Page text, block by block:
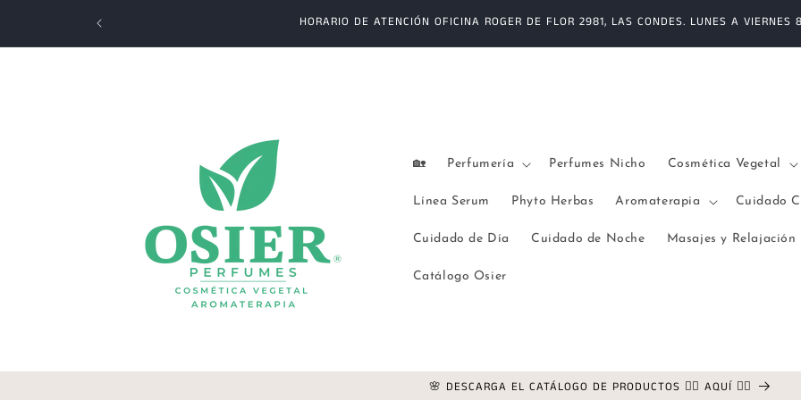
directamente
HORARIO DE ATENCIÓN OFICINA ROGER DE FLOR 2981, LAS CONDES. LUNES A
🏡 Perfumería Perfumes Nicho Cosmética Vegetal
Línea Serum Phyto Herbas Aromaterapia Cuidado
Cuidado de Día Cuidado de Noche Masajes y Relajación
Catálogo Osier
🌸 DESCARGA EL CATÁLOGO DE PRODUCTOS 👉🏻 AQUÍ 👈🏻